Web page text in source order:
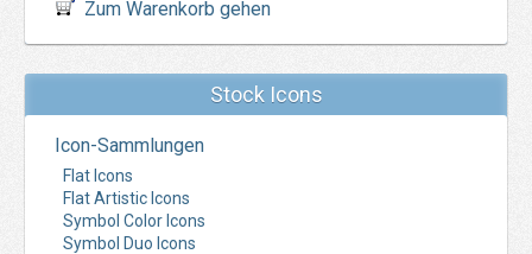
Zum Warenkorb gehen
Stock Icons
Icon-Sammlungen
Flat Icons
Flat Artistic Icons
Symbol Color Icons
Symbol Duo Icons